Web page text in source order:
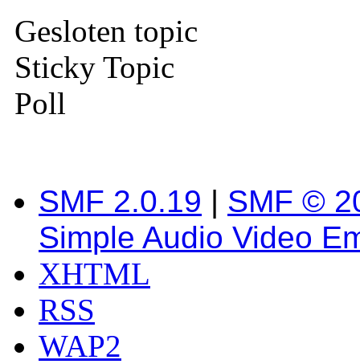
Gesloten topic
Sticky Topic
Poll
SMF 2.0.19 | SMF ©
Simple Audio Video
XHTML
RSS
WAP2